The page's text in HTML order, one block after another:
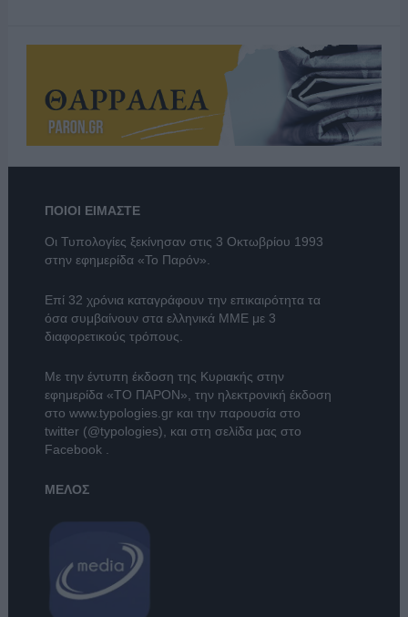
ΠΟΙΟΙ ΕΙΜΑΣΤΕ
Οι Τυπολογίες ξεκίνησαν στις 3 Οκτωβρίου 1993
στην εφημερίδα «Το Παρόν».
Επί 32 χρόνια καταγράφουν την επικαιρότητα τα
όσα συμβαίνουν στα ελληνικά ΜΜΕ με 3
διαφορετικούς τρόπους.
Με την έντυπη έκδοση της Κυριακής στην
εφημερίδα «ΤΟ ΠΑΡΟΝ» , την ηλεκτρονική έκδοση
στο www.typologies.grκαι την παρουσία στο
twitter (@typologies) , και στη σελίδα μας στο
Facebook
ΜΕΛΟΣ